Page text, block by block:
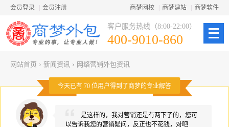
会员登录 会员注册 商梦网校 商梦建站 商梦软件
客户服务热线（8:00-22:00）
400-9010-860
网站首页 › 新闻资讯 › 网络营销外包资讯
今天已有 70 位用户得到了商梦的专业解答
是这样的，我对营销还是有两下子的，您可
以告诉我您的营销疑问，反正也不花钱，对吧